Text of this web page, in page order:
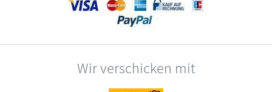
Wir verschicken mit